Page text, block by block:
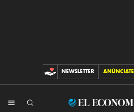
CONTRIBUCIONES
NEWSLETTER ANÚNCIATE
El